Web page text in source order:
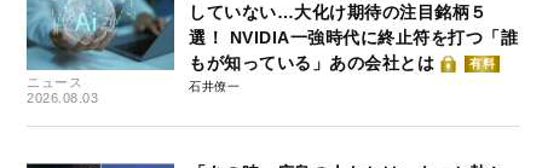
ニュース
2026.08.03
していない…大化け期待の注目銘柄５
選！ NVIDIA一強時代に終止符を打つ「誰
もが知っている」あの会社とは
有料
石井僚一